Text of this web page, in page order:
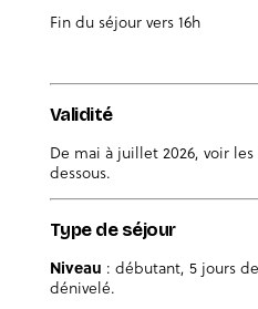
Fin du séjour vers 16h
Validité
De mai à juillet 2026, voir
dessous.
Type de séjour
Niveau : débutant, 5 jours
dénivelé.